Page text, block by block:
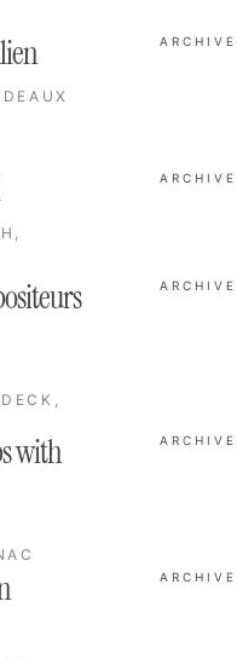
ARCHIVE
ARCHIVE
ARCHIVE
with
ARCHIVE
ARCHIVE